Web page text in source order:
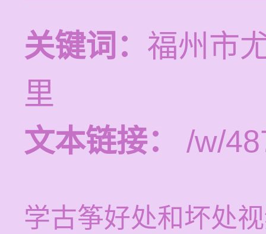
关键词： 福州市
里
文本链接：
/w/
学古筝好处和坏处